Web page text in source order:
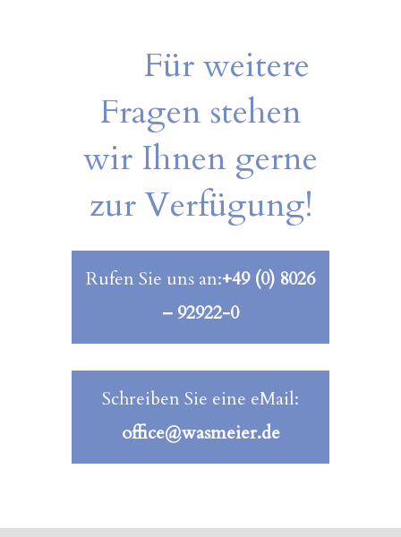
Für weitere
Fragen stehen
wir Ihnen gerne
zur Verfügung!
Rufen Sie uns an:+49 (0) 8026
– 92922-0
Schreiben Sie eine eMail:
office@wasmeier.de